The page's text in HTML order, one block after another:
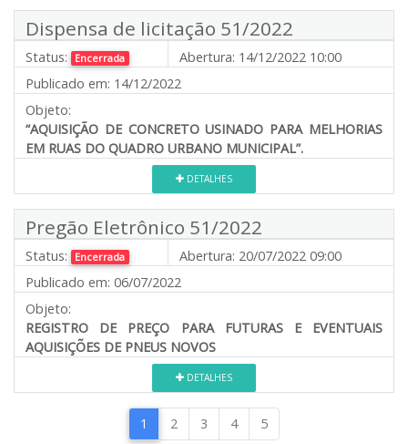
Dispensa de licitação 51/2022
Status: Encerrada Abertura: 14/12/2022 10:00
Publicado em: 14/12/2022
Objeto:
“AQUISIÇÃO DE CONCRETO USINADO PARA MELHORIAS
EM RUAS DO QUADRO URBANO MUNICIPAL”.
DETALHES
Pregão Eletrônico 51/2022
Status: Encerrada Abertura: 20/07/2022 09:00
Publicado em: 06/07/2022
Objeto:
REGISTRO DE PREÇO PARA FUTURAS E EVENTUAIS
AQUISIÇÕES DE PNEUS NOVOS
DETALHES
1 2 3 4 5